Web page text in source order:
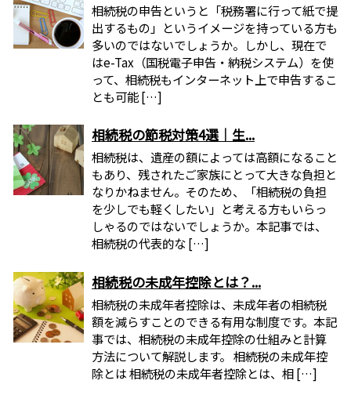
相続税の申告というと「税務署に行って紙で提
出するもの」というイメージを持っている方も
多いのではないでしょうか。しかし、現在で
はe-Tax（国税電子申告・納税システム）を使
って、相続税もインターネット上で申告するこ
とも可能 […]
相続税の節税対策4選｜生...
相続税は、遺産の額によっては高額になること
もあり、残されたご家族にとって大きな負担と
なりかねません。そのため、「相続税の負担
を少しでも軽くしたい」と考える方もいらっ
しゃるのではないでしょうか。本記事では、
相続税の代表的な […]
相続税の未成年控除とは？...
相続税の未成年者控除は、未成年者の相続税
額を減らすことのできる有用な制度です。本記
事では、相続税の未成年控除の仕組みと計算
方法について解説します。 相続税の未成年控
除とは 相続税の未成年者控除とは、相 […]